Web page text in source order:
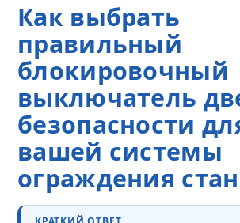
Как выбрать
правильный
блокировочный
выключатель
безопасности
вашей системы
ограждения